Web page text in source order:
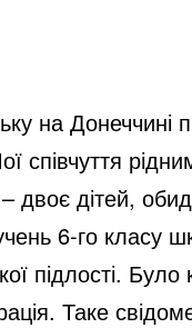
на Донеччині
співчуття
дітей,
6-го класу
підлості. Було
Таке